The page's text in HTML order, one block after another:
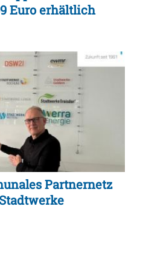
Euro erhältlich
Partnernetz